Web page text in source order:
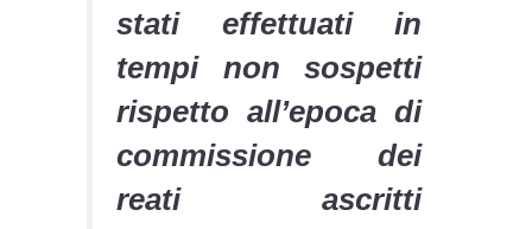
stati effettuati in
tempi non sospetti
rispetto all’epoca di
commissione dei
reati ascritti